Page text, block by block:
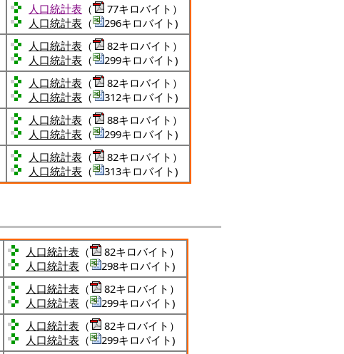
人口統計表 （
77キロバイト）
人口統計表 （ 296キロバイト)
人口統計表 （
82キロバイト）
人口統計表 （ 299キロバイト)
人口統計表 （
82キロバイト）
人口統計表 （ 312キロバイト)
人口統計表 （
88キロバイト）
人口統計表 （ 299キロバイト)
人口統計表 （
82キロバイト）
人口統計表 （ 313キロバイト)
人口統計表 （
82キロバイト）
人口統計表 （ 298キロバイト)
人口統計表 （
82キロバイト）
人口統計表 （ 299キロバイト)
人口統計表 （
82キロバイト）
人口統計表 （ 299キロバイト)